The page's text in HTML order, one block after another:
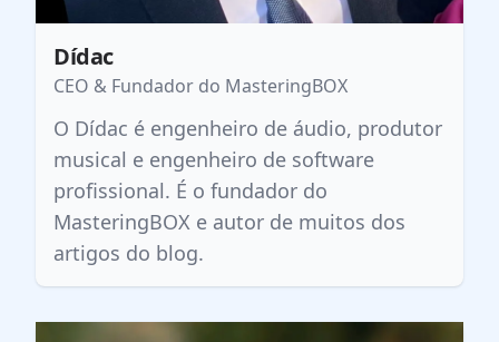
Dídac
CEO & Fundador do MasteringBOX
O Dídac é engenheiro de áudio, produtor
musical e engenheiro de software
profissional. É o fundador do
MasteringBOX e autor de muitos dos
artigos do blog.